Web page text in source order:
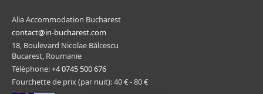
Alia Accommodation Bucharest
contact@in-bucharest.com
18, Boulevard Nicolae Bălcescu
Bucarest, Roumanie
Téléphone:+4 0745 500 676
Fourchette de prix (par nuit): 40 € - 80 €